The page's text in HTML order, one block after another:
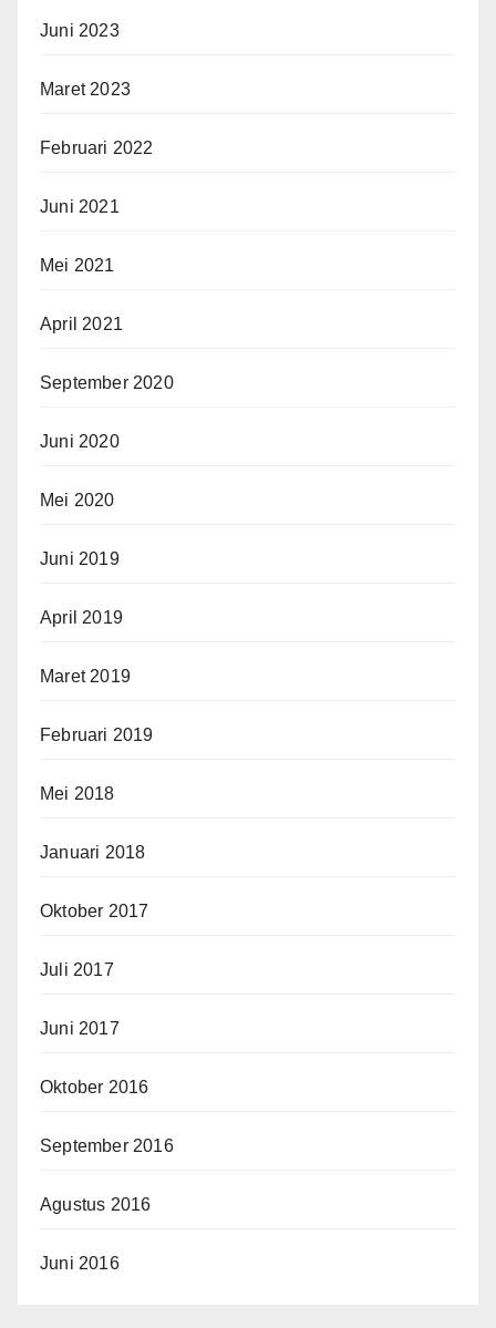
Juni 2023
Maret 2023
Februari 2022
Juni 2021
Mei 2021
April 2021
September 2020
Juni 2020
Mei 2020
Juni 2019
April 2019
Maret 2019
Februari 2019
Mei 2018
Januari 2018
Oktober 2017
Juli 2017
Juni 2017
Oktober 2016
September 2016
Agustus 2016
Juni 2016